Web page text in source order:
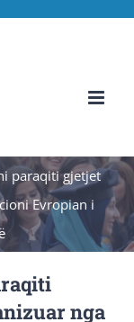
paraqiti gjetjet
Evropian i
nga